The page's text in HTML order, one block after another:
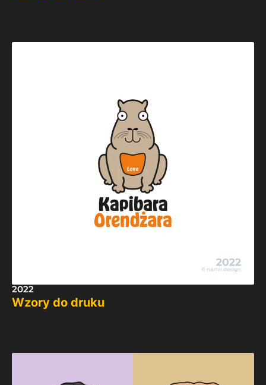
2022
Wzory do druku